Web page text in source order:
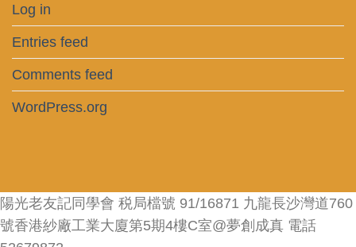
Log in
Entries feed
Comments feed
WordPress.org
陽光老友記同學會 税局檔號 91/16871 九龍長沙灣道760
號香港紗廠工業大廈第5期4樓C室@夢創成真 電話